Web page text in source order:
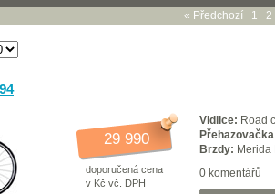
« Předchozí 1 2
29 990
doporučená cena
v Kč vč. DPH
Vidlice: Road
Brzdy: Merida
0 komentářů